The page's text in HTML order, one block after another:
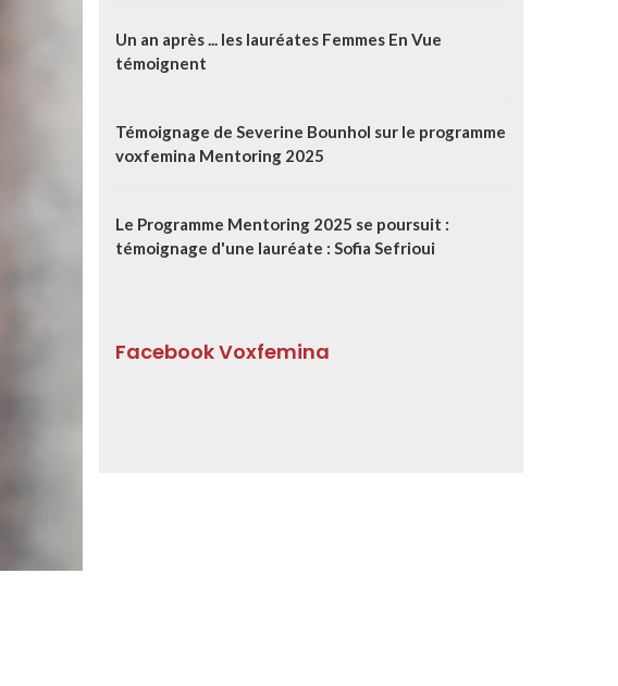
Un an après ... les lauréates Femmes En Vue
témoignent
Témoignage de Severine Bounhol sur le programme
voxfemina Mentoring 2025
Le Programme Mentoring 2025 se poursuit :
témoignage d'une lauréate : Sofia Sefrioui
Facebook Voxfemina